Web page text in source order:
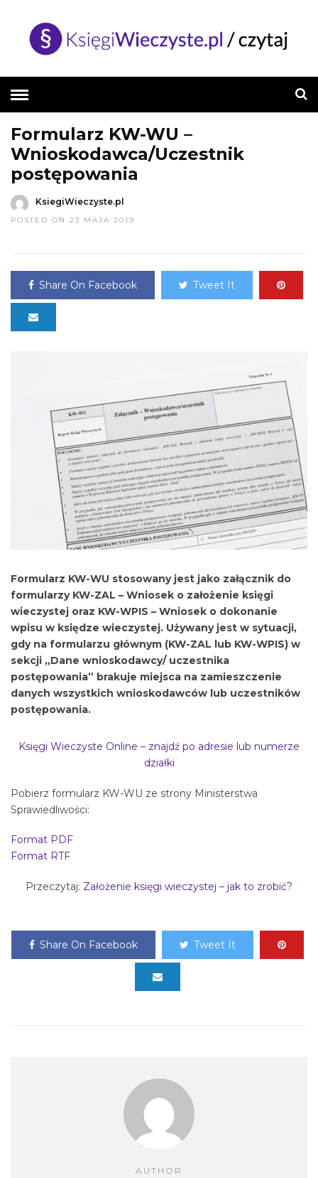
HOME»FORMULARZE DO POBRANIA
Formularz KW-WU –
Wnioskodawca/Uczestnik
postępowania
KsiegiWieczyste.pl
POSTED ON 23 MAJA 2019
Share On Facebook Tweet It
Formularz KW-WU stosowany jest jako załącznik do
formularzy KW-ZAL – Wniosek o założenie księgi
wieczystej oraz KW-WPIS – Wniosek o dokonanie
wpisu w księdze wieczystej. Używany jest w sytuacji,
gdy na formularzu głównym (KW-ZAL lub KW-WPIS) w
sekcji „Dane wnioskodawcy/ uczestnika
postępowania” brakuje miejsca na zamieszczenie
danych wszystkich wnioskodawców lub uczestników
postępowania.
Księgi Wieczyste Online – znajdź po adresie lub numerze
działki
Pobierz formularz KW-WU ze strony Ministerstwa
Sprawiedliwości:
Format PDF
Format RTF
Przeczytaj: Założenie księgi wieczystej – jak to zrobić?
Share On Facebook Tweet It
AUTHOR